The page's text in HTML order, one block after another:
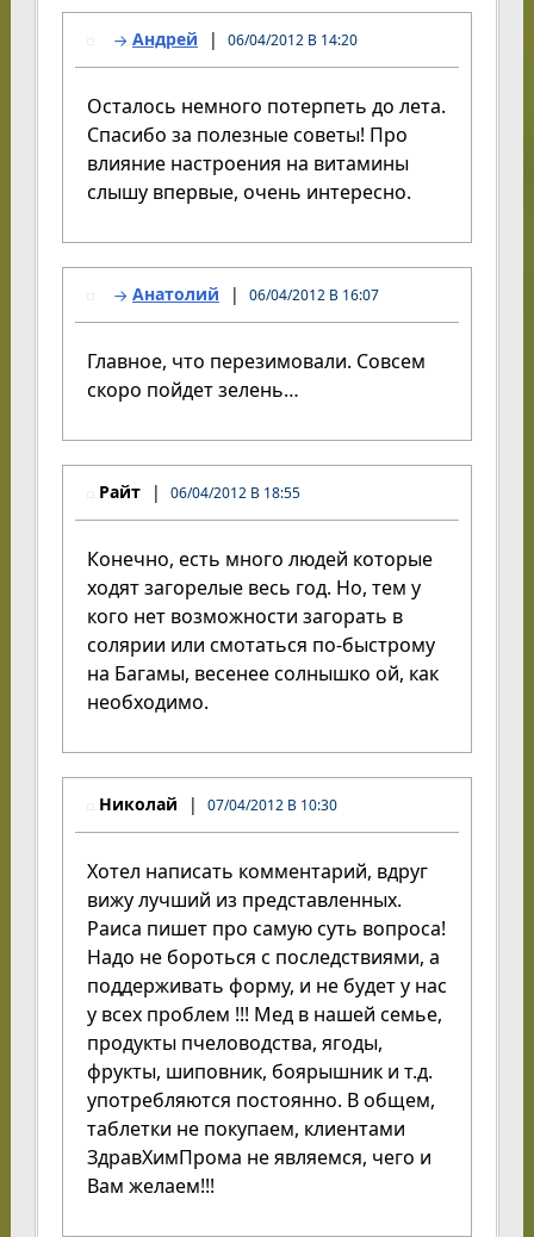
Андрей 06/04/2012 В 14:20
Осталось немного потерпеть до лета.
Спасибо за полезные советы! Про
влияние настроения на витамины
слышу впервые, очень интересно.
Анатолий 06/04/2012 В 16:07
Главное, что перезимовали. Совсем
скоро пойдет зелень…
Райт 06/04/2012 В 18:55
Конечно, есть много людей которые
ходят загорелые весь год. Но, тем у
кого нет возможности загорать в
солярии или смотаться по-быстрому
на Багамы, весенее солнышко ой, как
необходимо.
Николай 07/04/2012 В 10:30
Хотел написать комментарий, вдруг
вижу лучший из представленных.
Раиса пишет про самую суть вопроса!
Надо не бороться с последствиями, а
поддерживать форму, и не будет у нас
у всех проблем !!! Мед в нашей семье,
продукты пчеловодства, ягоды,
фрукты, шиповник, боярышник и т.д.
употребляются постоянно. В общем,
таблетки не покупаем, клиентами
ЗдравХимПрома не являемся, чего и
Вам желаем!!!